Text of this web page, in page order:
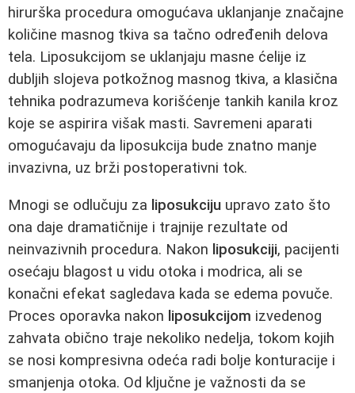
hirurška procedura omogućava uklanjanje značajne
količine masnog tkiva sa tačno određenih delova
tela. Liposukcijom se uklanjaju masne ćelije iz
dubljih slojeva potkožnog masnog tkiva, a klasična
tehnika podrazumeva korišćenje tankih kanila kroz
koje se aspirira višak masti. Savremeni aparati
omogućavaju da liposukcija bude znatno manje
invazivna, uz brži postoperativni tok.
Mnogi se odlučuju za liposukciju upravo zato što
ona daje dramatičnije i trajnije rezultate od
neinvazivnih procedura. Nakon liposukciji, pacijenti
osećaju blagost u vidu otoka i modrica, ali se
konačni efekat sagledava kada se edema povuče.
Proces oporavka nakon liposukcijom izvedenog
zahvata obično traje nekoliko nedelja, tokom kojih
se nosi kompresivna odeća radi bolje konturacije i
smanjenja otoka. Od ključne je važnosti da se